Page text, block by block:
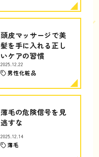
頭皮マッサージで美
髪を手に入れる正し
いケアの習慣
2025.12.22
男性化粧品
薄毛の危険信号を見
逃すな
2025.12.14
薄毛